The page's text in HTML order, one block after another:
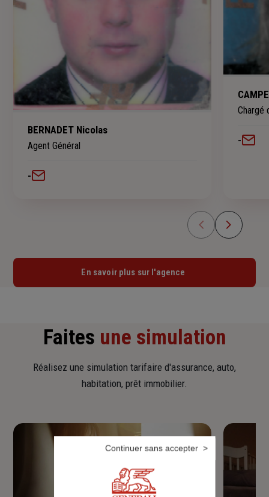
BERNADET Nicolas
Agent Général
-
Chargé
-
En savoir plus sur l'agence
Faites une simulation
Réalisez une simulation tarifaire d'assurance, auto,
habitation, prêt immobilier.
Continuer sans accepter